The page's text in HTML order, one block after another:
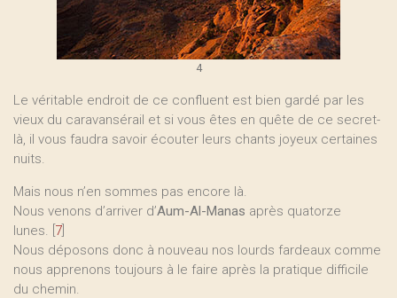
4
Le véritable endroit de ce confluent est bien gardé par les
vieux du caravansérail et si vous êtes en quête de ce secret-
là, il vous faudra savoir écouter leurs chants joyeux certaines
nuits.
Mais nous n’en sommes pas encore là.
Nous venons d’arriver d’Aum-Al-Manas après quatorze
lunes. 7
Nous déposons donc à nouveau nos lourds fardeaux comme
nous apprenons toujours à le faire après la pratique difficile
du chemin.